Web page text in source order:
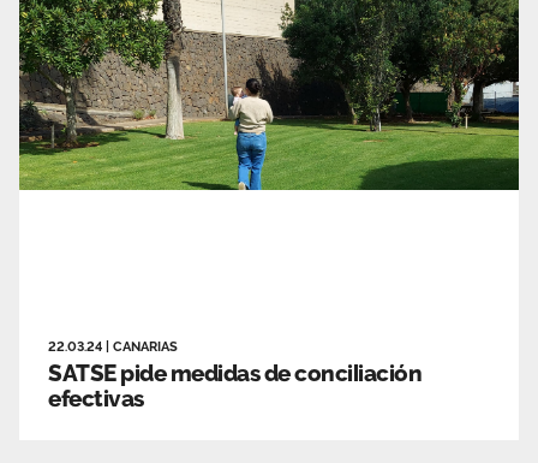
22.03.24 CANARIAS
SATSE pide medidas de conciliación
efectivas